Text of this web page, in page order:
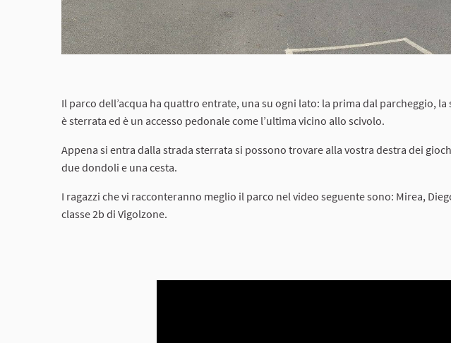
Il parco dell’acqua ha quattro entrate, una su ogni lato: la prima dal parcheggio,
è sterrata ed è un accesso pedonale come l’ultima vicino allo scivolo.
Appena si entra dalla strada sterrata si possono trovare alla vostra destra dei
due dondoli e una cesta.
I ragazzi che vi racconteranno meglio il parco nel video seguente sono: Mirea,
classe 2b di Vigolzone.